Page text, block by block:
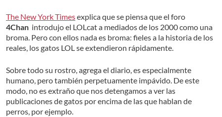
The New York Timesexplica que se piensa que el foro
4Chan introdujo el LOLcat a mediados de los 2000 como una
broma. Pero con ellos nada es broma: fieles a la historia de los
reales, los gatos LOL se extendieron rápidamente.
Sobre todo su rostro, agrega el diario, es especialmente
humano, pero también perpetuamente impávido. De este
modo, no es extraño que nos detengamos a ver las
publicaciones de gatos por encima de las que hablan de
perros, por ejemplo.